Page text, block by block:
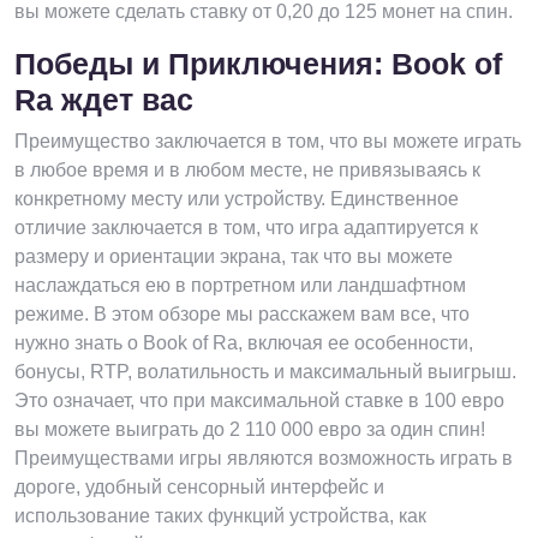
вы можете сделать ставку от 0,20 до 125 монет на спин.
Победы и Приключения: Book of
Ra ждет вас
Преимущество заключается в том, что вы можете играть
в любое время и в любом месте, не привязываясь к
конкретному месту или устройству. Единственное
отличие заключается в том, что игра адаптируется к
размеру и ориентации экрана, так что вы можете
наслаждаться ею в портретном или ландшафтном
режиме. В этом обзоре мы расскажем вам все, что
нужно знать о Book of Ra, включая ее особенности,
бонусы, RTP, волатильность и максимальный выигрыш.
Это означает, что при максимальной ставке в 100 евро
вы можете выиграть до 2 110 000 евро за один спин!
Преимуществами игры являются возможность играть в
дороге, удобный сенсорный интерфейс и
использование таких функций устройства, как